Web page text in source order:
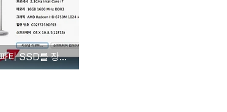
맥에 써드파티 SSD를 장착했을 때 TRIM을 활성화하는 3가지 방법